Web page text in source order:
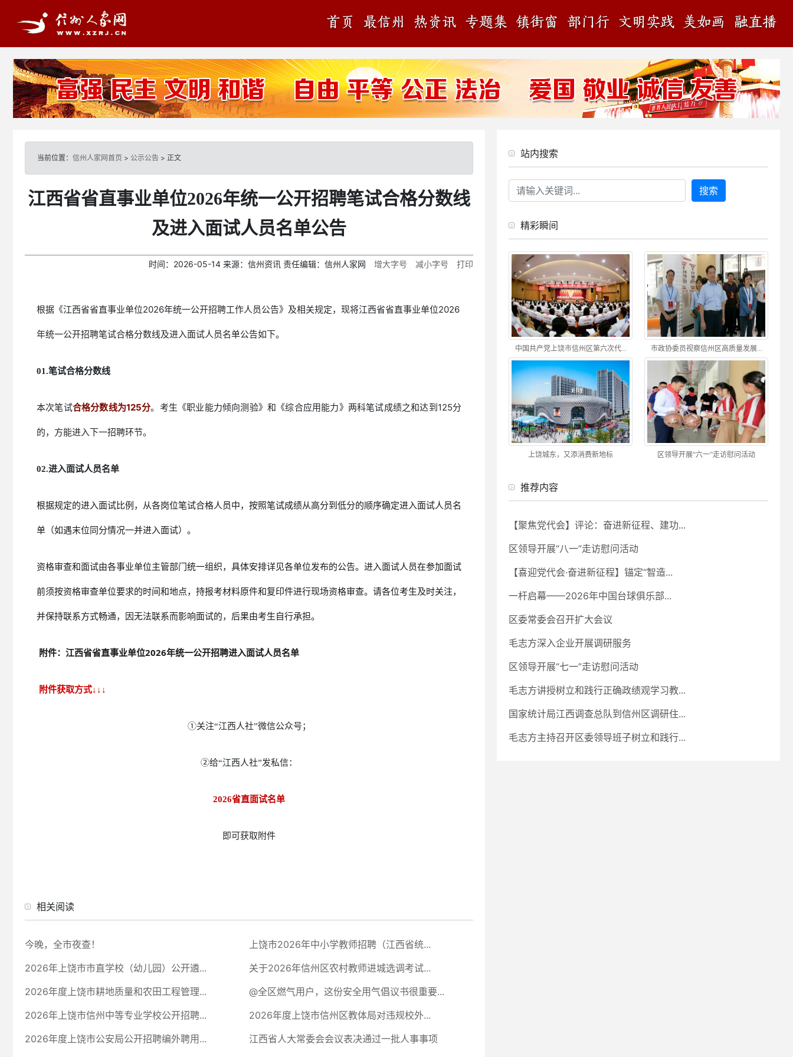
当前位置： 信州人家网首页 > 公示公告 > 正文
江西省省直事业单位2026年统一公开招聘笔试合格分数线
及进入面试人员名单公告
时间： 2026-05-14 来源： 信州资讯 责任编辑： 信州人家网 增大字号 减小字号 打印
根据《江西省省直事业单位2026年统一公开招聘工作人员公告》及相关规定，现将江西省省直事业单位2026
年统一公开招聘笔试合格分数线及进入面试人员名单公告如下。
01.笔试合格分数线
本次笔试合格分数线为125分。考生《职业能力倾向测验》和《综合应用能力》两科笔试成绩之和达到125分
的，方能进入下一招聘环节。
02.进入面试人员名单
根据规定的进入面试比例，从各岗位笔试合格人员中，按照笔试成绩从高分到低分的顺序确定进入面试人员名
单（如遇末位同分情况一并进入面试）。
资格审查和面试由各事业单位主管部门统一组织，具体安排详见各单位发布的公告。进入面试人员在参加面试
前须按资格审查单位要求的时间和地点，持报考材料原件和复印件进行现场资格审查。请各位考生及时关注，
并保持联系方式畅通，因无法联系而影响面试的，后果由考生自行承担。
附件：江西省省直事业单位2026年统一公开招聘进入面试人员名单
附件获取方式↓↓↓
①关注“江西人社”微信公众号；
②给“江西人社”发私信：
2026省直面试名单
即可获取附件
相关阅读
今晚，全市夜查！
上饶市2026年中小学教师招聘（江西省统...
2026年上饶市市直学校（幼儿园）公开遴...
关于2026年信州区农村教师进城选调考试...
2026年度上饶市耕地质量和农田工程管理...
@全区燃气用户，这份安全用气倡议书很重要...
2026年上饶市信州中等专业学校公开招聘...
2026年度上饶市信州区教体局对违规校外...
2026年度上饶市公安局公开招聘编外聘用...
江西省人大常委会会议表决通过一批人事事项
站内搜索
搜索
精彩瞬间
中国共产党上饶市信州区第六次代... 市政协委员视察信州区高质量发展...
上饶城东，又添消费新地标 区领导开展“六一”走访慰问活动
推荐内容
【聚焦党代会】评论：奋进新征程、建功...
区领导开展“八一”走访慰问活动
【喜迎党代会·奋进新征程】锚定“智造...
一杆启幕——2026年中国台球俱乐部...
区委常委会召开扩大会议
毛志方深入企业开展调研服务
区领导开展“七一”走访慰问活动
毛志方讲授树立和践行正确政绩观学习教...
国家统计局江西调查总队到信州区调研住...
毛志方主持召开区委领导班子树立和践行...